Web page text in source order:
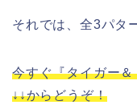
それでは、全3パタ
今すぐ『タイガー
↓↓からどうぞ！